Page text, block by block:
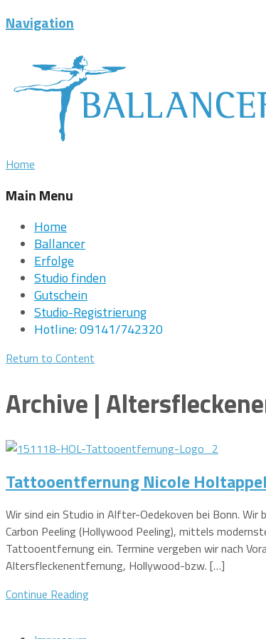
Navigation
Home
Main Menu
Home
Ballancer
Erfolge
Studio finden
Gutschein
Studio-Registrierung
Hotline: 09141/742320
Return to Content
Archive |
Tattooentfernung Nicole
Wir sind ein Studio in Alfter-Oedekoven bei Bonn.
Carbon Peeling (Hollywood Peeling), mittels
Tattooentfernung ein. Termine vergeben wir nach
Altersfleckenentfernung, Hollywood-bzw. […]
Continue Reading